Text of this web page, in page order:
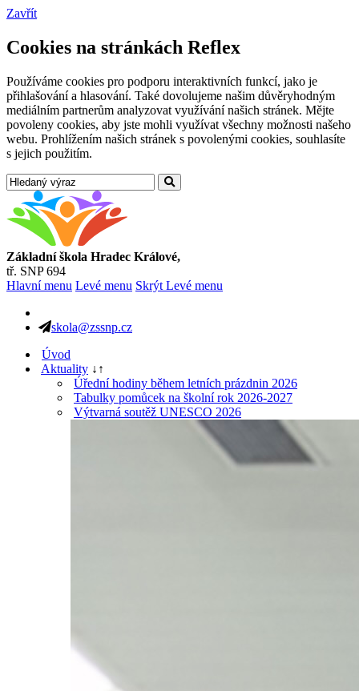
Zavřít
Cookies na stránkách Reflex
Používáme cookies pro podporu interaktivních funkcí, jako je
přihlašování a hlasování. Také dovolujeme našim důvěryhodným
mediálním partnerům analyzovat využívání našich stránek. Mějte
povoleny cookies, aby jste mohli využívat všechny možnosti našeho
webu. Prohlížením našich stránek s povolenými cookies, souhlasíte
s jejich použitím.
Základní škola Hradec Králové,
tř. SNP 694
Hlavní menu Levé menu Skrýt Levé menu
skola@zssnp.cz
Úvod
Aktuality ↓ ↑
Úřední hodiny během letních prázdnin 2026
Tabulky pomůcek na školní rok 2026-2027
Výtvarná soutěž UNESCO 2026